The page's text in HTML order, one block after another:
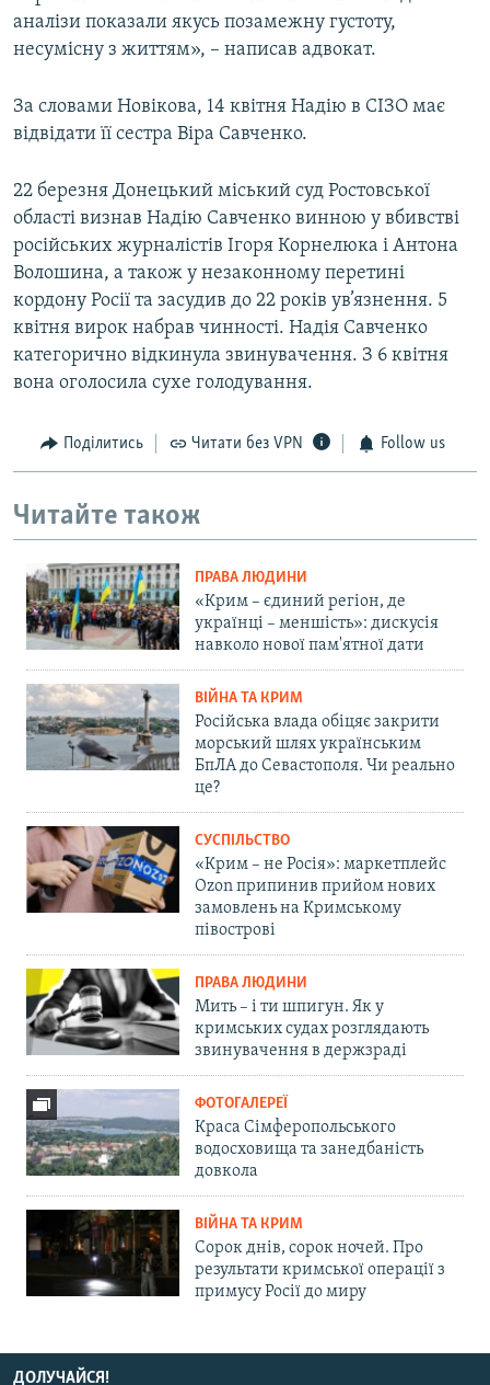
аналізи показали якусь позамежну густоту,
несумісну з життям», – написав адвокат.
За словами Новікова, 14 квітня Надію в СІЗО має
відвідати її сестра Віра Савченко.
22 березня Донецький міський суд Ростовської
області визнав Надію Савченко винною у вбивстві
російських журналістів Ігоря Корнелюка і Антона
Волошина, а також у незаконному перетині
кордону Росії та засудив до 22 років ув’язнення. 5
квітня вирок набрав чинності. Надія Савченко
категорично відкинула звинувачення. З 6 квітня
вона оголосила сухе голодування.
Поділитись Читати без VPN Follow us
Читайте також
ПРАВА ЛЮДИНИ
«Крим – єдиний регіон, де
українці – меншість»: дискусія
навколо нової пам'ятної дати
ВІЙНА ТА КРИМ
Російська влада обіцяє закрити
морський шлях українським
БпЛА до Севастополя. Чи реально
це?
СУСПІЛЬСТВО
«Крим – не Росія»: маркетплейс
Ozon припинив прийом нових
замовлень на Кримському
півострові
ПРАВА ЛЮДИНИ
Мить – і ти шпигун. Як у
кримських судах розглядають
звинувачення в держзраді
ФОТОГАЛЕРЕЇ
Краса Сімферопольського
водосховища та занедбаність
довкола
ВІЙНА ТА КРИМ
Сорок днів, сорок ночей. Про
результати кримської операції з
примусу Росії до миру
ДОЛУЧАЙСЯ!